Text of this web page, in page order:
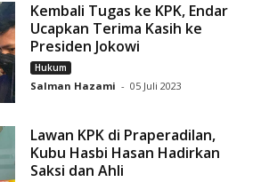
Kembali Tugas ke KPK, Endar
Ucapkan Terima Kasih ke
Presiden Jokowi
Hukum
Salman Hazami - 05 Juli 2023
Lawan KPK di Praperadilan,
Kubu Hasbi Hasan Hadirkan
Saksi dan Ahli